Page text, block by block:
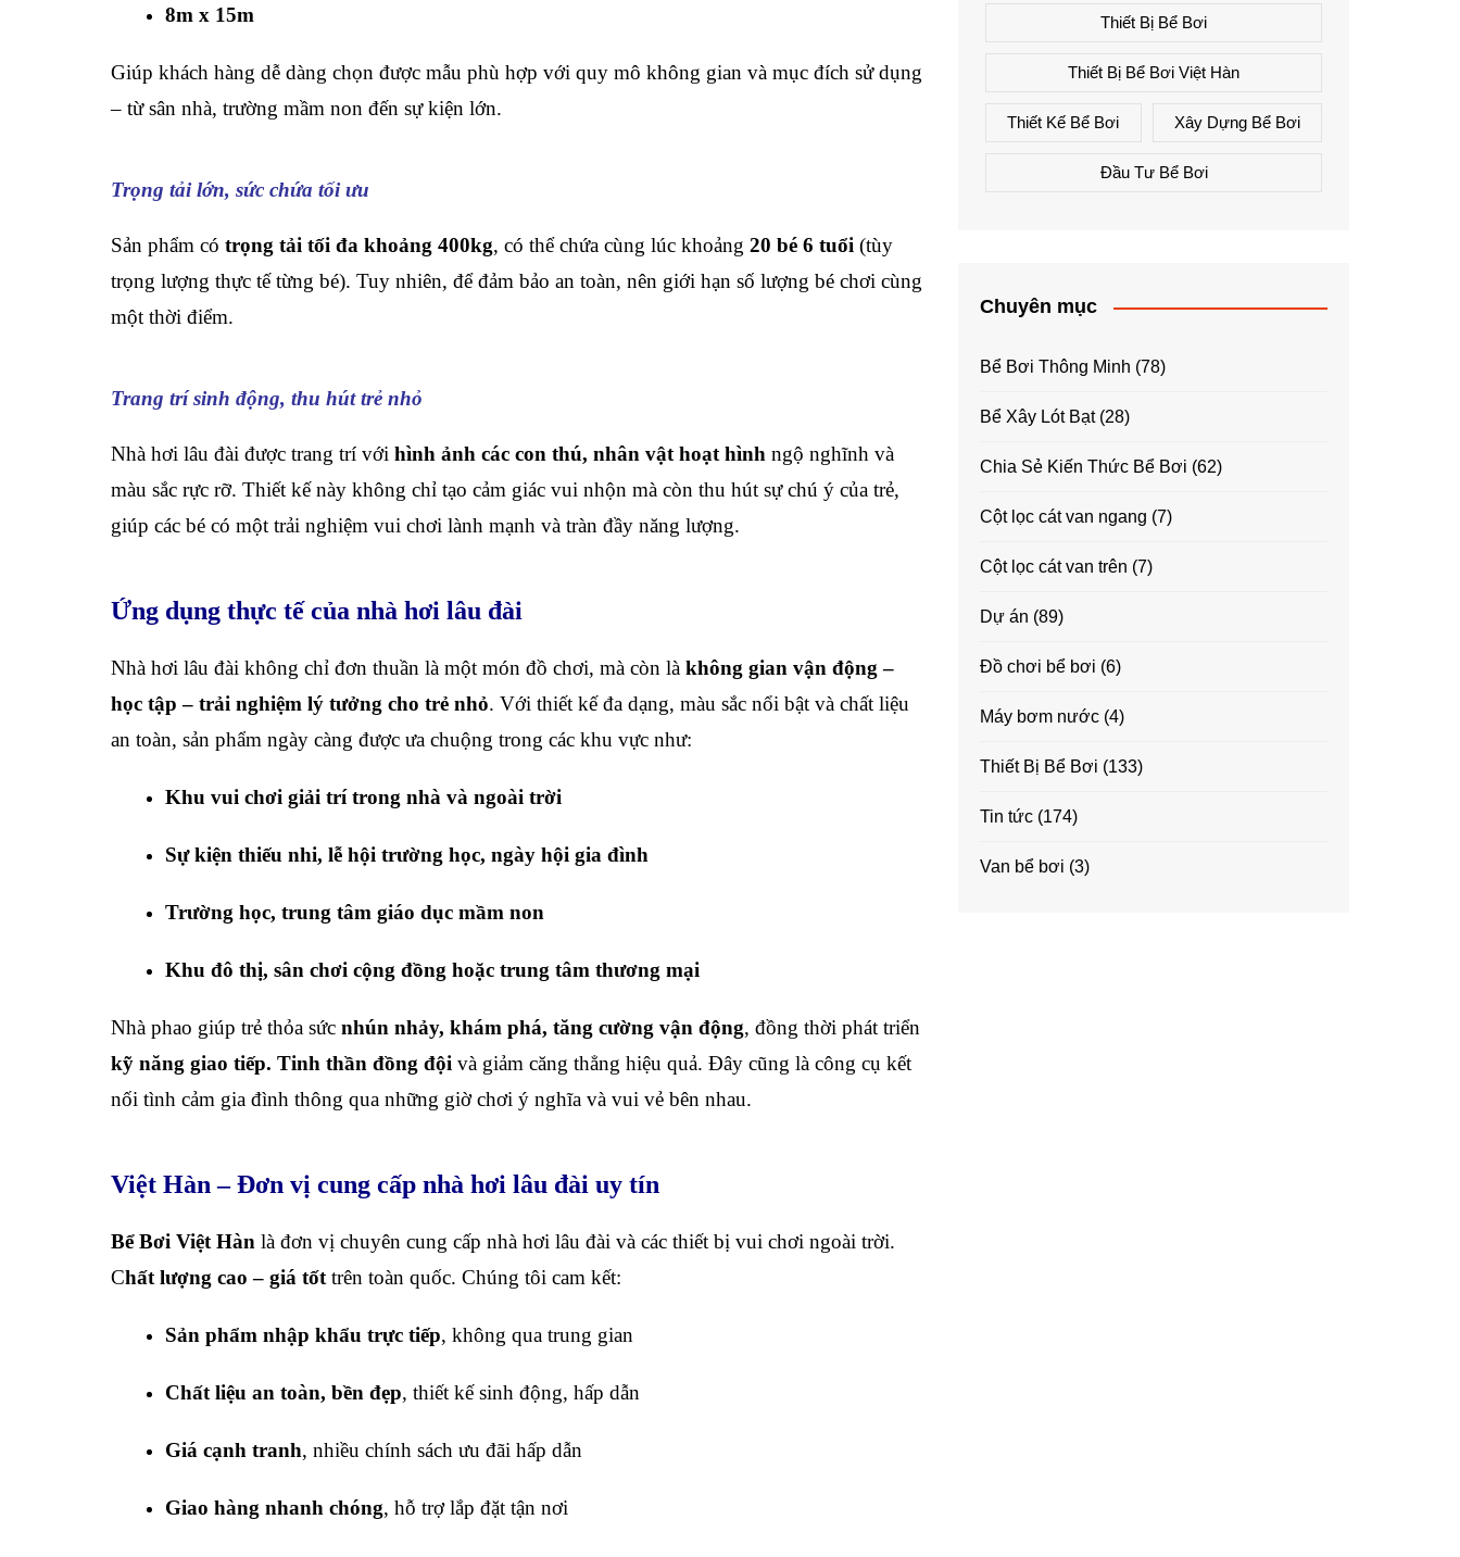
8m x 15m
Giúp khách hàng dễ dàng chọn được mẫu phù hợp với quy mô không gian và mục đích sử dụng
– từ sân nhà, trường mầm non đến sự kiện lớn.
Trọng tải lớn, sức chứa tối ưu
Sản phẩm có trọng tải tối đa khoảng 400kg, có thể chứa cùng lúc khoảng 20 bé 6 tuổi (tùy
trọng lượng thực tế từng bé). Tuy nhiên, để đảm bảo an toàn, nên giới hạn số lượng bé chơi cùng
một thời điểm.
Trang trí sinh động, thu hút trẻ nhỏ
Nhà hơi lâu đài được trang trí với hình ảnh các con thú, nhân vật hoạt hình ngộ nghĩnh và
màu sắc rực rỡ. Thiết kế này không chỉ tạo cảm giác vui nhộn mà còn thu hút sự chú ý của trẻ,
giúp các bé có một trải nghiệm vui chơi lành mạnh và tràn đầy năng lượng.
Ứng dụng thực tế của nhà hơi lâu đài
Nhà hơi lâu đài không chỉ đơn thuần là một món đồ chơi, mà còn là không gian vận động –
học tập – trải nghiệm lý tưởng cho trẻ nhỏ. Với thiết kế đa dạng, màu sắc nổi bật và chất liệu
an toàn, sản phẩm ngày càng được ưa chuộng trong các khu vực như:
Khu vui chơi giải trí trong nhà và ngoài trời
Sự kiện thiếu nhi, lễ hội trường học, ngày hội gia đình
Trường học, trung tâm giáo dục mầm non
Khu đô thị, sân chơi cộng đồng hoặc trung tâm thương mại
Nhà phao giúp trẻ thỏa sức nhún nhảy, khám phá, tăng cường vận động, đồng thời phát triển
kỹ năng giao tiếp. Tinh thần đồng đội và giảm căng thẳng hiệu quả. Đây cũng là công cụ kết
nối tình cảm gia đình thông qua những giờ chơi ý nghĩa và vui vẻ bên nhau.
Việt Hàn – Đơn vị cung cấp nhà hơi lâu đài uy tín
Bể Bơi Việt Hàn là đơn vị chuyên cung cấp nhà hơi lâu đài và các thiết bị vui chơi ngoài trời.
Chất lượng cao – giá tốt trên toàn quốc. Chúng tôi cam kết:
Sản phẩm nhập khẩu trực tiếp, không qua trung gian
Chất liệu an toàn, bền đẹp, thiết kế sinh động, hấp dẫn
Giá cạnh tranh, nhiều chính sách ưu đãi hấp dẫn
Giao hàng nhanh chóng, hỗ trợ lắp đặt tận nơi
Thiết Bị Bể Bơi
Thiết Bị Bể Bơi Việt Hàn
Thiết Kế Bể Bơi Xây Dựng Bể Bơi
Đầu Tư Bể Bơi
Chuyên mục
Bể Bơi Thông Minh (78)
Bể Xây Lót Bạt(28)
Chia Sẻ Kiến Thức Bể Bơi (62)
Cột lọc cát van ngang (7)
Cột lọc cát van trên (7)
Dự án (89)
Đồ chơi bể bơi (6)
Máy bơm nước (4)
Thiết Bị Bể Bơi (133)
Tin tức (174)
Van bể bơi (3)